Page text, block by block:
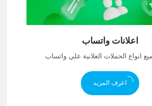
اعلانات واتساب
انواع الحملات العلانية علي واتساب
اعرف المزيد